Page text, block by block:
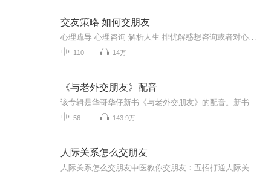
交友策略 如何交朋友
110 14万
《与老外交朋友》配音
56 143.9万
人际关系怎么交朋友